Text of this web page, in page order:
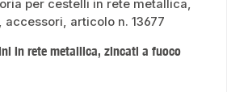
in rete metallica, zincati a fuoco